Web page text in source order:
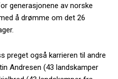
generasjonene av norske
å drømme om det 26
preget også karrieren til andre
Andresen (43 landskamper